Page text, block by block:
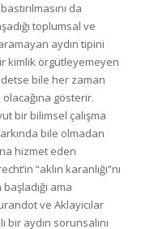
da
toplumsal ve
aydın tipini
kimlik örgütleyemeyen
bile her zaman
gösterir.
bir bilimsel çalışma
bile olmadan
hizmet eden
“aklın karanlığı”nı
ama
ve Aklayıcılar
bir aydın sorunsalını